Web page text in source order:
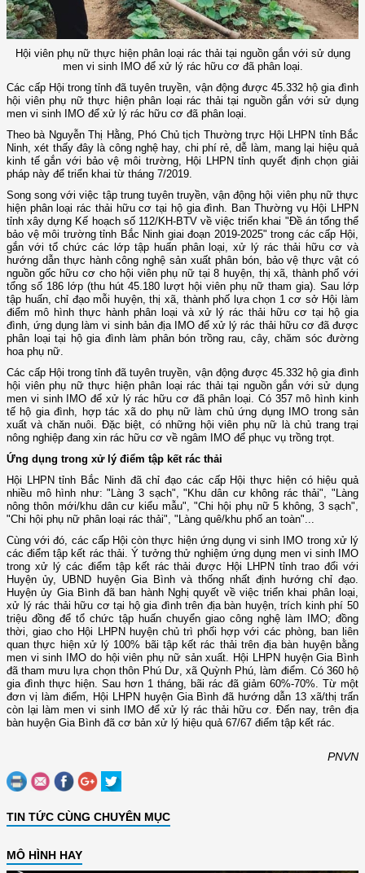
Hội viên phụ nữ thực hiện phân loại rác thải tại nguồn gắn với sử dụng
men vi sinh IMO để xử lý rác hữu cơ đã phân loại.
Các cấp Hội trong tỉnh đã tuyên truyền, vận động được 45.332 hộ gia đình
hội viên phụ nữ thực hiện phân loại rác thải tại nguồn gắn với sử dụng
men vi sinh IMO để xử lý rác hữu cơ đã phân loại.
Theo bà Nguyễn Thị Hằng, Phó Chủ tịch Thường trực Hội LHPN tỉnh Bắc
Ninh, xét thấy đây là công nghệ hay, chi phí rẻ, dễ làm, mang lại hiệu quả
kinh tế gắn với bảo vệ môi trường, Hội LHPN tỉnh quyết định chọn giải
pháp này để triển khai từ tháng 7/2019.
Song song với việc tập trung tuyên truyền, vận động hội viên phụ nữ thực
hiện phân loại rác thải hữu cơ tại hộ gia đình. Ban Thường vụ Hội LHPN
tỉnh xây dựng Kế hoạch số 112/KH-BTV về việc triển khai "Đề án tổng thể
bảo vệ môi trường tỉnh Bắc Ninh giai đoạn 2019-2025" trong các cấp Hội,
gắn với tổ chức các lớp tập huấn phân loại, xử lý rác thải hữu cơ và
hướng dẫn thực hành công nghệ sản xuất phân bón, bảo vệ thực vật có
nguồn gốc hữu cơ cho hội viên phụ nữ tại 8 huyện, thị xã, thành phố với
tổng số 186 lớp (thu hút 45.180 lượt hội viên phụ nữ tham gia). Sau lớp
tập huấn, chỉ đạo mỗi huyện, thị xã, thành phố lựa chọn 1 cơ sở Hội làm
điểm mô hình thực hành phân loại và xử lý rác thải hữu cơ tại hộ gia
đình, ứng dụng làm vi sinh bản địa IMO để xử lý rác thải hữu cơ đã được
phân loại tại hộ gia đình làm phân bón trồng rau, cây, chăm sóc đường
hoa phụ nữ.
Các cấp Hội trong tỉnh đã tuyên truyền, vận động được 45.332 hộ gia đình
hội viên phụ nữ thực hiện phân loại rác thải tại nguồn gắn với sử dụng
men vi sinh IMO để xử lý rác hữu cơ đã phân loại. Có 357 mô hình kinh
tế hộ gia đình, hợp tác xã do phụ nữ làm chủ ứng dụng IMO trong sản
xuất và chăn nuôi. Đặc biệt, có những hội viên phụ nữ là chủ trang trại
nông nghiệp đang xin rác hữu cơ về ngâm IMO để phục vụ trồng trọt.
Ứng dụng trong xử lý điểm tập kết rác thải
Hội LHPN tỉnh Bắc Ninh đã chỉ đạo các cấp Hội thực hiện có hiệu quả
nhiều mô hình như: "Làng 3 sạch", "Khu dân cư không rác thải", "Làng
nông thôn mới/khu dân cư kiểu mẫu", "Chi hội phụ nữ 5 không, 3 sạch",
"Chi hội phụ nữ phân loại rác thải", "Làng quê/khu phố an toàn"...
Cùng với đó, các cấp Hội còn thực hiện ứng dụng vi sinh IMO trong xử lý
các điểm tập kết rác thải. Ý tưởng thử nghiệm ứng dụng men vi sinh IMO
trong xử lý các điểm tập kết rác thải được Hội LHPN tỉnh trao đổi với
Huyện ủy, UBND huyện Gia Bình và thống nhất định hướng chỉ đạo.
Huyện ủy Gia Bình đã ban hành Nghị quyết về việc triển khai phân loại,
xử lý rác thải hữu cơ tại hộ gia đình trên địa bàn huyện, trích kinh phí 50
triệu đồng để tổ chức tập huấn chuyển giao công nghệ làm IMO; đồng
thời, giao cho Hội LHPN huyện chủ trì phối hợp với các phòng, ban liên
quan thực hiện xử lý 100% bãi tập kết rác thải trên địa bàn huyện bằng
men vi sinh IMO do hội viên phụ nữ sản xuất. Hội LHPN huyện Gia Bình
đã tham mưu lựa chọn thôn Phú Dư, xã Quỳnh Phú, làm điểm. Có 360 hộ
gia đình thực hiện. Sau hơn 1 tháng, bãi rác đã giảm 60%-70%. Từ một
đơn vị làm điểm, Hội LHPN huyện Gia Bình đã hướng dẫn 13 xã/thị trấn
còn lại làm men vi sinh IMO để xử lý rác thải hữu cơ. Đến nay, trên địa
bàn huyện Gia Bình đã cơ bản xử lý hiệu quả 67/67 điểm tập kết rác.
PNVN
TIN TỨC CÙNG CHUYÊN MỤC
MÔ HÌNH HAY